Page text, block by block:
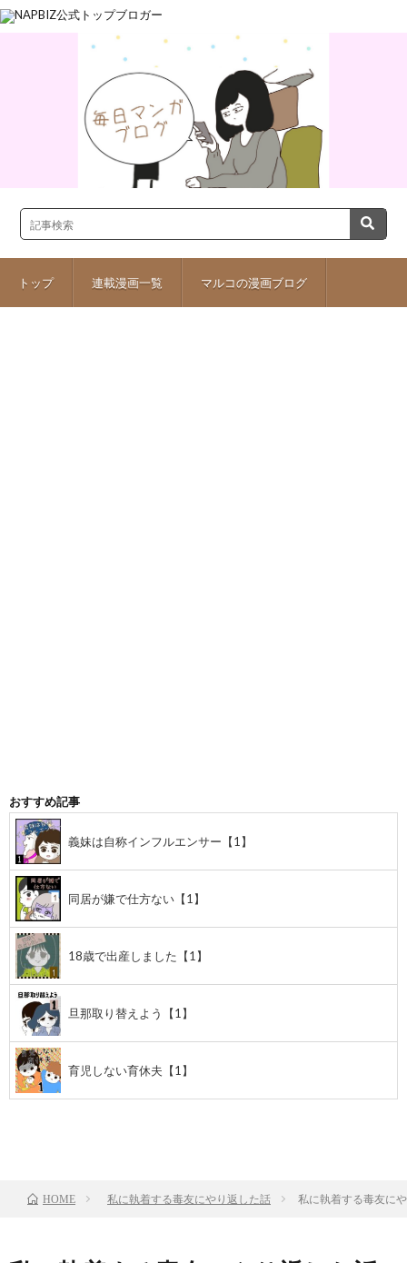
トップ 連載漫画一覧 マルコの漫画ブログ
おすすめ記事
義妹は自称インフルエンサー【1】
同居が嫌で仕方ない【1】
18歳で出産しました【1】
旦那取り替えよう【1】
育児しない育休夫【1】
HOME 私に執着する毒友にやり返した話 私に執着する毒友に